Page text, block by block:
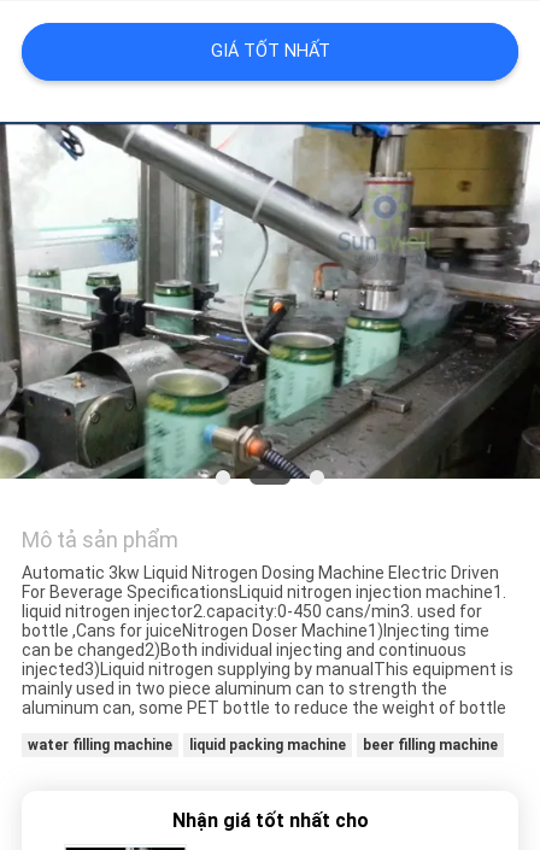
MÁY
SOÁT
CHẤT
LƯỢNG
LIÊN
HỆ
CHÚNG
TÔI
TỨC
YÊU
CẦU
BÁO
GIÁ
GIÁ TỐT NHẤT
Mô tả sản phẩm
Automatic 3kw Liquid Nitrogen Dosing Machine Electric Driven
For Beverage SpecificationsLiquid nitrogen injection machine1.
liquid nitrogen injector2.capacity:0-450 cans/min3. used for
bottle ,Cans for juiceNitrogen Doser Machine1)Injecting time
can be changed2)Both individual injecting and continuous
injected3)Liquid nitrogen supplying by manualThis equipment is
mainly used in two piece aluminum can to strength the
aluminum can, some PET bottle to reduce the weight of bottle
water filling machine liquid packing machine beer filling machine
Nhận giá tốt nhất cho